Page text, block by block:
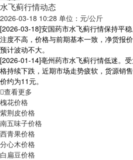
水飞蓟行情动态
2026-03-18 10:28 单位：元/公斤
[2026-03-18]安国药市水飞蓟行情保持平
注度不高，价格与前期基本一致，净货报
预计波动不大。
[2026-01-14]亳州药市水飞蓟行情低迷。
格持续下跌，近期市场走势疲软，货源销
价约为11元。
查看更多
槐花价格
紫荆皮价格
南五味子价格
西青果价格
分心木价格
白扁豆价格